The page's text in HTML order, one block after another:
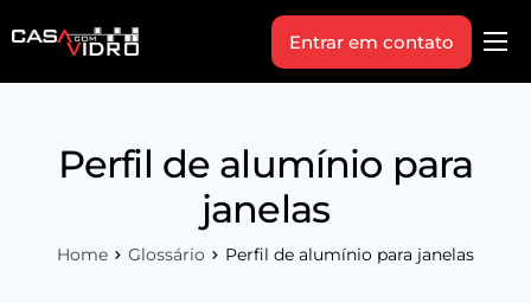
Produtos
Indique+
Entrar em contato
Perfil de alumínio para
janelas
Home Glossário Perfil de alumínio para janelas